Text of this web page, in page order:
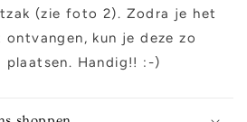
(zie foto 2). Zodra je het
kun je deze zo
plaatsen. Handig!! :-)